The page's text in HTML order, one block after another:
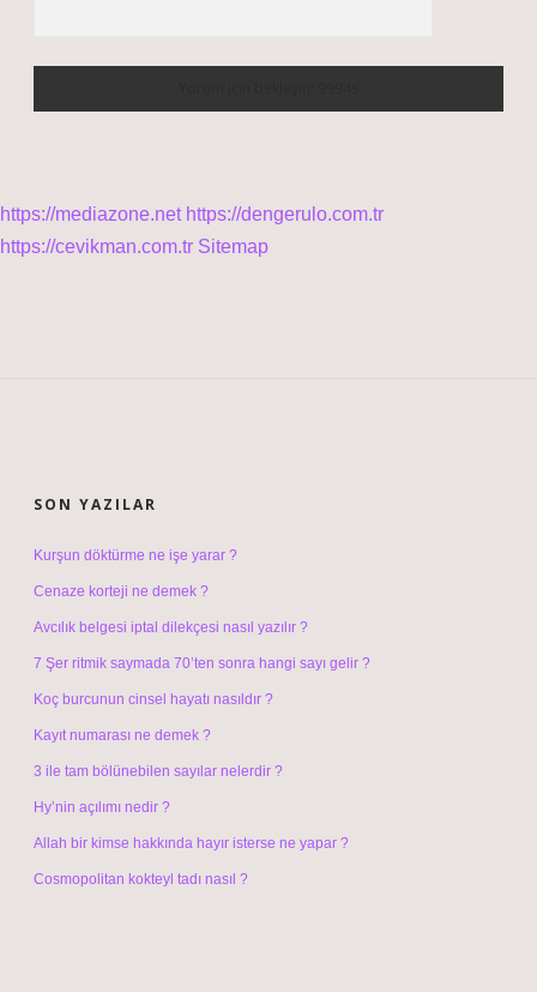
https://mediazone.net https://dengerulo.com.tr
https://cevikman.com.tr Sitemap
SON YAZILAR
Kurşun döktürme ne işe yarar ?
Cenaze korteji ne demek ?
Avcılık belgesi iptal dilekçesi nasıl yazılır ?
7 Şer ritmik saymada 70’ten sonra hangi sayı gelir ?
Koç burcunun cinsel hayatı nasıldır ?
Kayıt numarası ne demek ?
3 ile tam bölünebilen sayılar nelerdir ?
Hy’nin açılımı nedir ?
Allah bir kimse hakkında hayır isterse ne yapar ?
Cosmopolitan kokteyl tadı nasıl ?